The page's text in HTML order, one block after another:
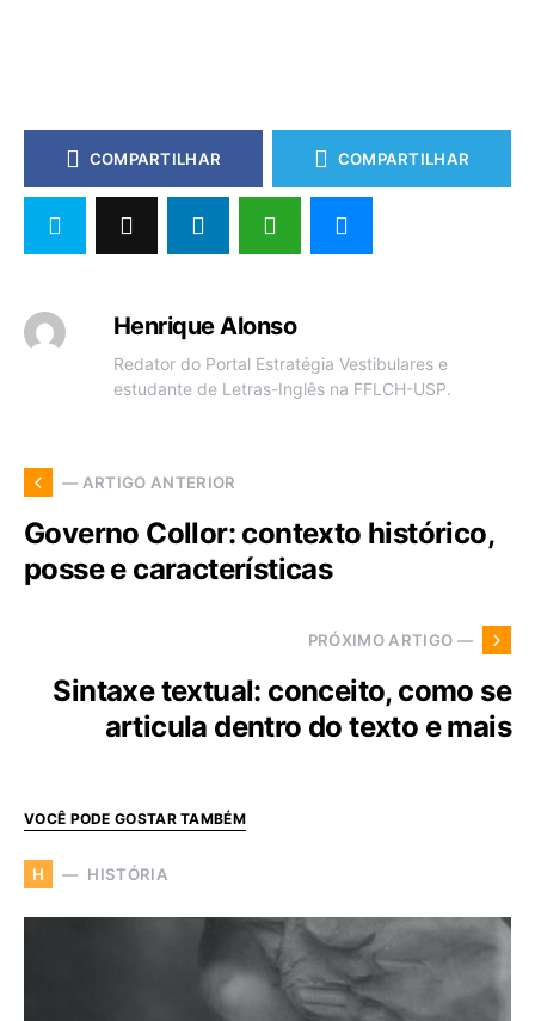
COMPARTILHAR COMPARTILHAR
Henrique Alonso
Redator do Portal Estratégia Vestibulares e
estudante de Letras-Inglês na FFLCH-USP.
— ARTIGO ANTERIOR
Governo Collor: contexto histórico,
posse e características
PRÓXIMO ARTIGO —
Sintaxe textual: conceito, como se
articula dentro do texto e mais
VOCÊ PODE GOSTAR TAMBÉM
H HISTÓRIA